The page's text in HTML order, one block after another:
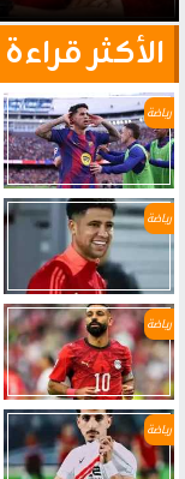
الأكثر قراءة
رياضة
رياضة
رياضة
رياضة